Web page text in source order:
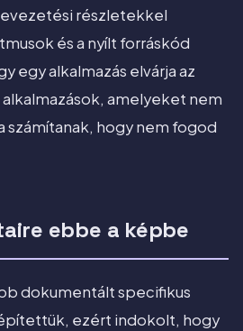
részletekkel
és a nyílt forráskód
egy alkalmazás elvárja az
amelyeket nem
számítanak, hogy nem fogod
ebbe a képbe
dokumentált specifikus
ezért indokolt, hogy